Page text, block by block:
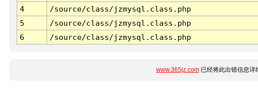
4
/source/class/jzmysql.class.php
5
/source/class/jzmysql.class.php
6
/source/class/jzmysql.class.php
www.365jz.com已经将此出错信息详